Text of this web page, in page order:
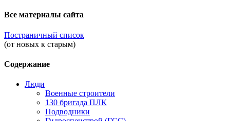
Все материалы сайта
Постраничный список
(от новых к старым)
Содержание
Люди
Военные строители
130 бригада ПЛК
Подводники